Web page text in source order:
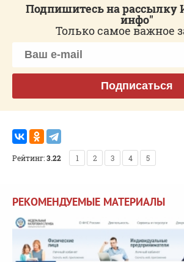
Подпишитесь на рассылку
инфо"
Только самое важное
Подписаться
Рейтинг:3.22 1 2 3 4 5
РЕКОМЕНДУЕМЫЕ МАТЕРИАЛЫ